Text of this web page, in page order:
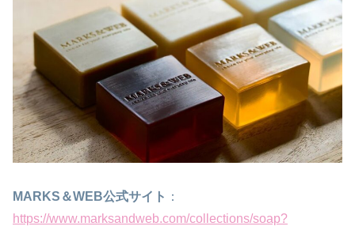
MARKS＆WEB公式サイト ：
https://www.marksandweb.com/collections/soap?